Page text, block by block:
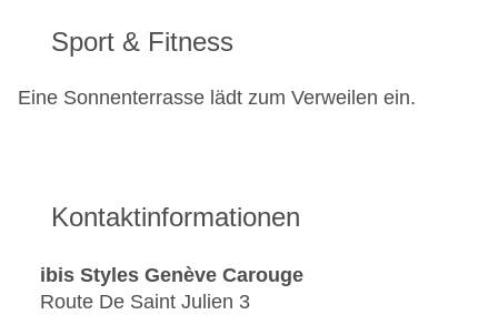
Sport & Fitness
Eine Sonnenterrasse lädt zum Verweilen ein.
Kontaktinformationen
ibis Styles Genève Carouge
Route De Saint Julien 3